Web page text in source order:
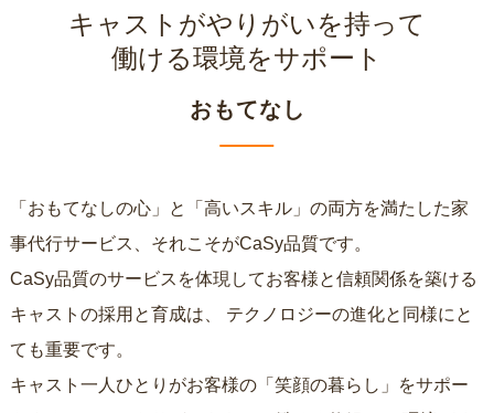
キャストがやりがいを持って
働ける環境をサポート
おもてなし
「おもてなしの心」と「高いスキル」の両方を満たした家
事代行サービス、それこそがCaSy品質です。
CaSy品質のサービスを体現してお客様と信頼関係を築ける
キャストの採用と育成は、
ても重要です。
キャスト一人ひとりがお客様の「笑顔の暮らし」をサポー